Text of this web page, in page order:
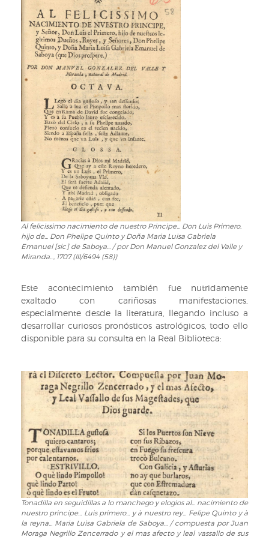
Al felicissimo nacimiento de nuestro Principe... Don Luis Primero,
hijo de... Don Phelipe Quinto y Doña Maria Luisa Gabriela
Emanuel [sic] de Saboya... / por Don Manuel Gonzalez del Valle y
Miranda..., 1707 (III/6494 (58))
Este acontecimiento también fue nutridamente
exaltado con cariñosas manifestaciones,
especialmente desde la literatura, llegando incluso a
desarrollar curiosos pronósticos astrológicos, todo ello
disponible para su consulta en la Real Biblioteca:
Tonadilla
en
seguidillas
Tonadilla en seguidillas a lo manchego y elogios al... nacimiento de
nuestro principe... Luis primero... y à nuestro rey... Felipe Quinto y à
la reyna... Maria Luisa Gabriela de Saboya... / compuesta por Juan
Moraga Negrillo Zencerrado y el mas afecto y leal vassallo de sus